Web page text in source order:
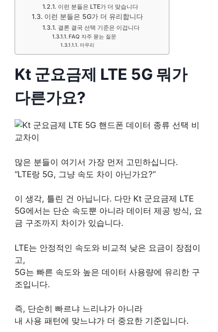
이런 분들은 LTE가 더 맞습니다
이런 분들은 5G가 더 유리합니다
결론 결국 선택 기준은 이겁니다
FAQ 자주 묻는 질문
마무리
Kt 군요금제 LTE 5G 뭐가
다른가요?
많은 분들이 여기서 가장 먼저 고민하십니다.
“LTE랑 5G, 그냥 속도 차이 아닌가요?”
이 생각, 틀린 건 아닙니다. 다만 Kt 군요금제 LTE
5G에서는 단순 속도뿐 아니라 데이터 제공 방식, 요
금 구조까지 차이가 있습니다.
LTE는 안정적인 속도와 비교적 낮은 요금이 장점이
고,
5G는 빠른 속도와 높은 데이터 사용량에 유리한 구
조입니다.
즉, 단순히 빠르냐 느리냐가 아니라
내 사용 패턴에 맞느냐가 더 중요한 기준입니다.